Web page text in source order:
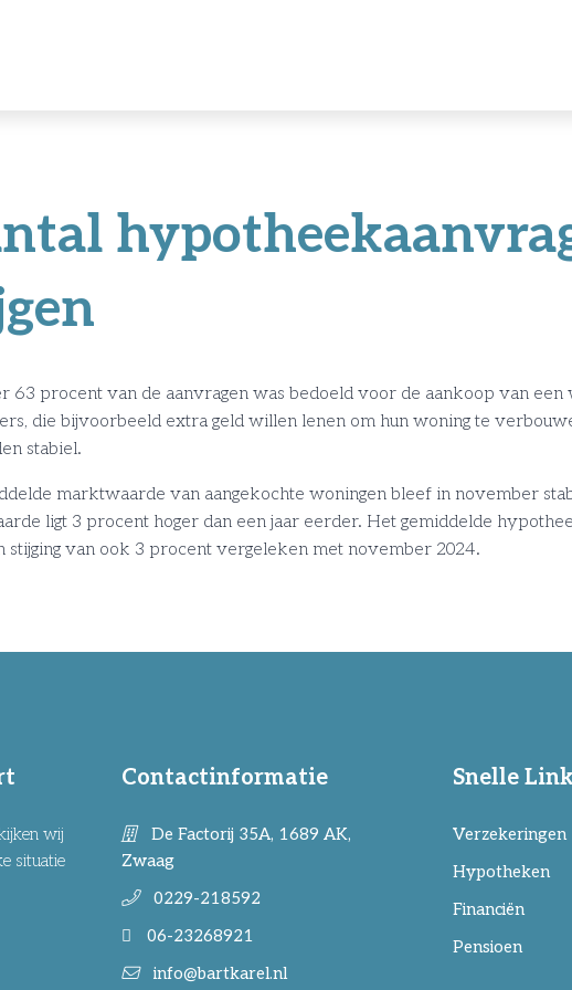
63 procent van de aanvragen was bedoeld voor de aankoop van
die bijvoorbeeld extra geld willen lenen om hun woning te
stabiel.
marktwaarde van aangekochte woningen bleef in november
ligt 3 procent hoger dan een jaar eerder. Het gemiddelde
stijging van ook 3 procent vergeleken met november 2024.
wij
situatie
Contactinformatie
De Factorij 35A, 1689 AK,
Zwaag
0229-218592
06-23268921
info@bartkarel.nl
Snelle
Verzekeringen
Hypotheken
Financiën
Pensioen